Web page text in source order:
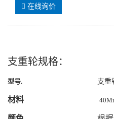
在线询价
支重轮规格：
型号. 支重
材料